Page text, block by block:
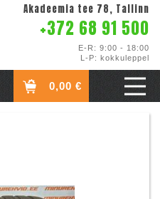
Akadeemia tee 78, Tallinn
+372 68 91 500
E-R: 9:00 - 18:00
L-P: kokkuleppel
0,00 €